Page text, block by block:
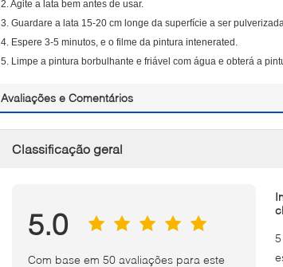
2. Agite a lata bem antes de usar.
3. Guardare a lata 15-20 cm longe da superfície a ser
4. Espere 3-5 minutos, e o filme da pintura intenerated.
5. Limpe a pintura borbulhante e friável com água e obterá a
Avaliações e Comentários
Classificação geral
5.0
Com base em 50 avaliações para este
5